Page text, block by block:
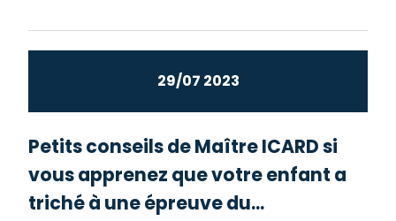
29/07 2023
Petits conseils de Maître ICARD si
vous apprenez que votre enfant a
triché à une épreuve du...